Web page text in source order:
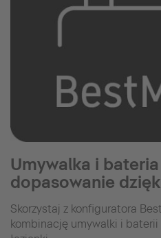
Umywalka i
dopasowanie
Skorzystaj z konfiguratora
kombinację umywalki i baterii